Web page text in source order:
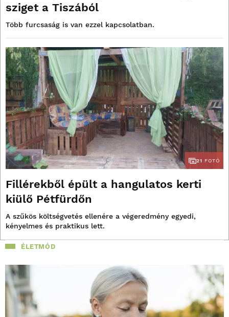
sziget a Tiszából
Több furcsaság is van ezzel kapcsolatban.
21 FOTÓ
Fillérekből épült a hangulatos kerti
kiülő Pétfürdőn
A szűkös költségvetés ellenére a végeredmény egyedi,
kényelmes és praktikus lett.
ÉLETMÓD